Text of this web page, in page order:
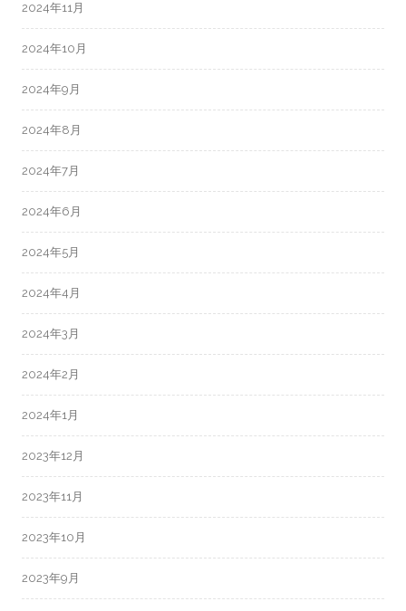
2024年11月
2024年10月
2024年9月
2024年8月
2024年7月
2024年6月
2024年5月
2024年4月
2024年3月
2024年2月
2024年1月
2023年12月
2023年11月
2023年10月
2023年9月